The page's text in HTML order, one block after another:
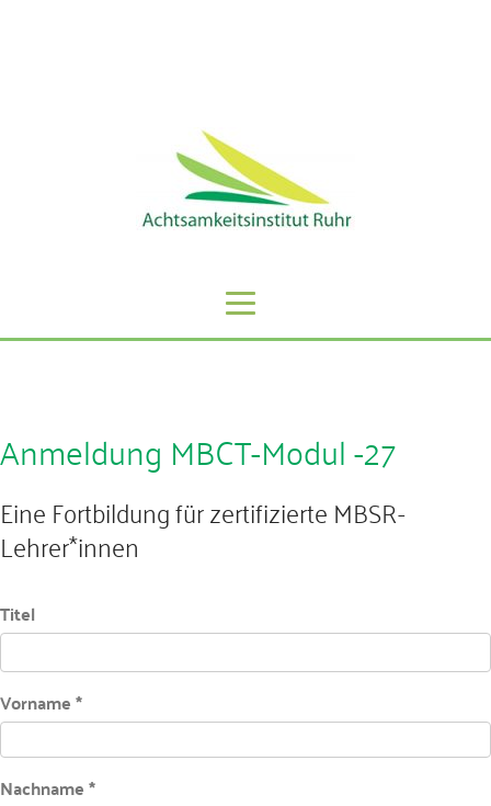
Anmeldung MBCT-Modul -27
Eine Fortbildung für zertifizierte MBSR-
Lehrer*innen
Titel
Vorname *
Nachname *